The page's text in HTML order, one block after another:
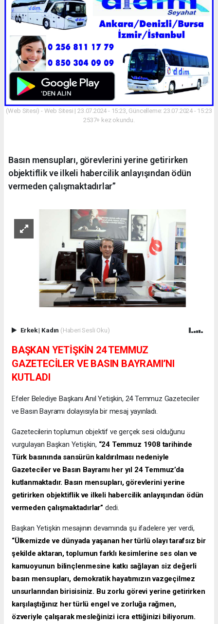
(Web Sitesi) - Web Sitesi | 23.07.2024 - 15:23, Güncelleme: 23.07.2024 - 15:23
2537+ kez okundu.
Basın mensupları, görevlerini yerine getirirken
objektiflik ve ilkeli habercilik anlayışından ödün
vermeden çalışmaktadırlar”
Erkek| Kadın (Haberi Sesli Oku)
BAŞKAN YETİŞKİN 24 TEMMUZ
GAZETECİLER VE BASIN BAYRAMI’NI
KUTLADI
Efeler Belediye Başkanı Anıl Yetişkin, 24 Temmuz Gazeteciler
ve Basın Bayramı dolayısıyla bir mesaj yayınladı.
Gazetecilerin toplumun objektif ve gerçek sesi olduğunu
vurgulayan Başkan Yetişkin, “24 Temmuz 1908 tarihinde
Türk basınında sansürün kaldırılması nedeniyle
Gazeteciler ve Basın Bayramı her yıl 24 Temmuz’da
kutlanmaktadır. Basın mensupları, görevlerini yerine
getirirken objektiflik ve ilkeli habercilik anlayışından ödün
vermeden çalışmaktadırlar” dedi.
Başkan Yetişkin mesajının devamında şu ifadelere yer verdi,
“Ülkemizde ve dünyada yaşanan her türlü olayı tarafsız bir
şekilde aktaran, toplumun farklı kesimlerine ses olan ve
kamuoyunun bilinçlenmesine katkı sağlayan siz değerli
basın mensupları, demokratik hayatımızın vazgeçilmez
unsurlarından birisisiniz. Bu zorlu görevi yerine getirirken
karşılaştığınız her türlü engel ve zorluğa rağmen,
özveriyle çalışarak mesleğinizi icra ettiğinizi biliyorum.